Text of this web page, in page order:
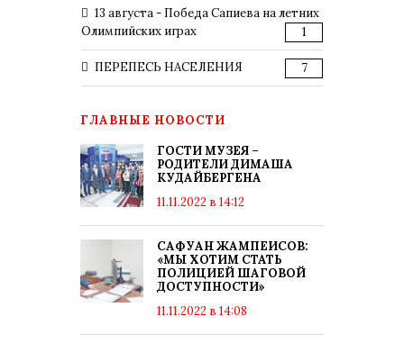
13 августа - Победа Сапиева на летних
Олимпийских играх
1
ПЕРЕПЕСЬ НАСЕЛЕНИЯ 7
ГЛАВНЫЕ НОВОСТИ
ГОСТИ МУЗЕЯ –
РОДИТЕЛИ ДИМАША
КУДАЙБЕРГЕНА
11.11.2022 в 14:12
САФУАН ЖАМПЕИСОВ:
«МЫ ХОТИМ СТАТЬ
ПОЛИЦИЕЙ ШАГОВОЙ
ДОСТУПНОСТИ»
11.11.2022 в 14:08